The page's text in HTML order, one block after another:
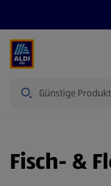
Fisch- &